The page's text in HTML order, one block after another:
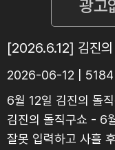
[2026.6.12] 김진의
2026-06-12 | 5184
6월 12일 김진의 돌
김진의 돌직구쇼 - 6
잘못 입력하고 사흘